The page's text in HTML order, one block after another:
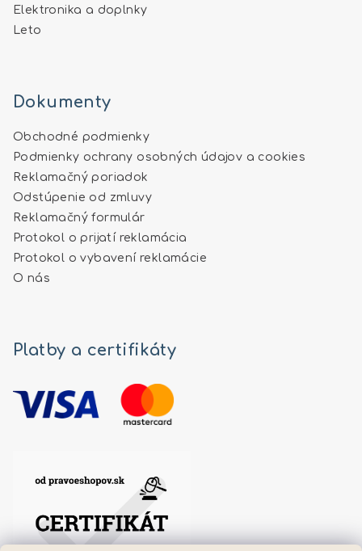
Elektronika a doplnky
Leto
Dokumenty
Obchodné podmienky
Podmienky ochrany osobných údajov a cookies
Reklamačný poriadok
Odstúpenie od zmluvy
Reklamačný formulár
Protokol o prijatí reklamácia
Protokol o vybavení reklamácie
O nás
Platby a certifikáty